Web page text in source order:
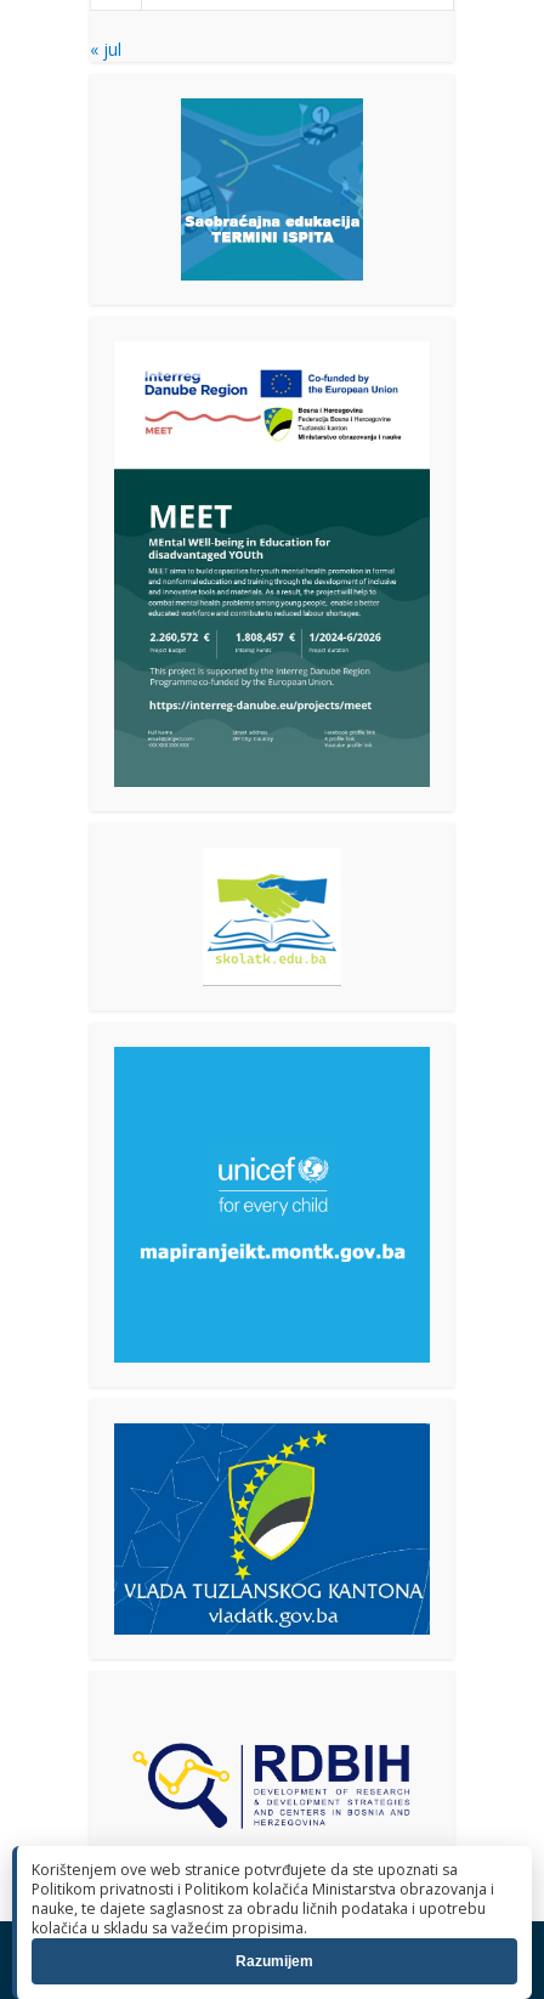
« jul
© 2026 Ministarstvo obrazovanja i nauke Tuzlanskog kantona. Sva
prava pridržana.
Korištenjem ove web stranice potvrđujete da ste upoznati sa
Politikom privatnosti i Politikom kolačića Ministarstva obrazovanja i
nauke, te dajete saglasnost za obradu ličnih podataka i upotrebu
kolačića u skladu sa važećim propisima.
Razumijem